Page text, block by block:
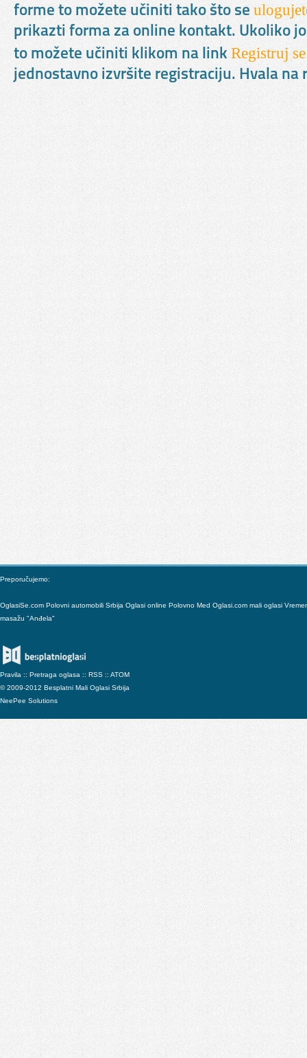
forme to možete učiniti tako što se
prikazti forma za online kontakt. Ukoliko
to možete učiniti klikom na link Registruj se
jednostavno izvršite registraciju. Hvala na
Preporučujemo:
OglasiSe.com Polovni automobili Srbija Oglasi online Polovno Med Oglasi.com mali oglasi
masažu "Anđela"
Pravila :: Pretraga oglasa :: RSS :: ATOM
© 2009-2012 Besplatni Mali Oglasi Srbija
NeePee Solutions